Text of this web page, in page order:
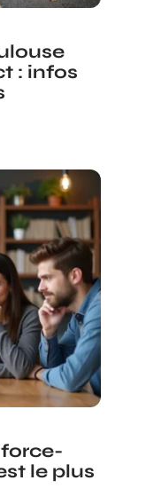
: infos
le plus